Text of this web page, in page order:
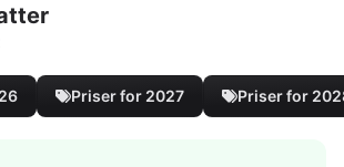
Priser for 2027 Priser for